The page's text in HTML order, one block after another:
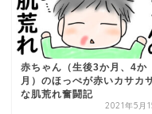
赤ちゃん（生後3か月、4か
月）のほっぺが赤いカサカ
な肌荒れ奮闘記
2021年5月